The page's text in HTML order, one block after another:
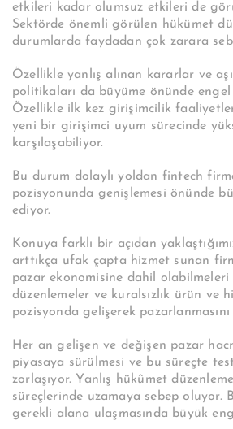
etkileri kadar olumsuz etkileri de
Sektörde önemli görülen hükümet
durumlarda faydadan çok zarara
Özellikle yanlış alınan kararlar ve
politikaları da büyüme önünde
Özellikle ilk kez girişimcilik
yeni bir girişimci uyum sürecinde
karşılaşabiliyor.
Bu durum dolaylı yoldan fintech
pozisyonunda genişlemesi önünde
ediyor.
Konuya farklı bir açıdan
arttıkça ufak çapta hizmet sunan
pazar ekonomisine dahil olabilmeleri
düzenlemeler ve kuralsızlık ürün ve
pozisyonda gelişerek
Her an gelişen ve değişen pazar
piyasaya sürülmesi ve bu süreçte
zorlaşıyor. Yanlış hükûmet
süreçlerinde uzamaya sebep oluyor.
gerekli alana ulaşmasında büyük